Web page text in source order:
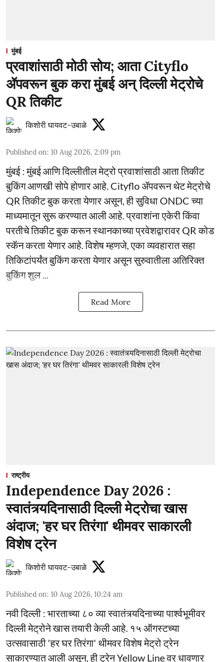
मुंबई
प्रवाशांसाठी मोठी सोय; आता Cityflo
ॲपवरून बुक करा मुंबई अन् दिल्ली मेट्रोचे
QR तिकीट
किशोरी घायवट-उबाळे
Published on: 10 Aug 2026, 2:09 pm
मुंबई : मुंबई आणि दिल्लीतील मेट्रो प्रवाशांसाठी आता तिकीट
बुकिंग आणखी सोपे होणार आहे. Cityflo ॲपवरून थेट मेट्रोचे
QR तिकीट बुक करता येणार असून, ही सुविधा ONDC च्या
माध्यमातून सुरू करण्यात आली आहे. प्रवाशांना एकेरी किंवा
परतीचे तिकीट बुक करून स्थानकाच्या प्रवेशद्वारावर QR कोड
स्कॅन करता येणार आहे. विशेष म्हणजे, एका व्यवहारात सहा
तिकिटांपर्यंत बुकिंग करता येणार असून सुरुवातीला अतिरिक्त
बुकिंग शुल ...
Read More
राष्ट्रीय
Independence Day 2026 :
स्वातंत्र्यदिनासाठी दिल्ली मेट्रोचा खास
अंदाज; 'हर घर तिरंगा' थीमवर साकारली
विशेष ट्रेन
किशोरी घायवट-उबाळे
Published on: 10 Aug 2026, 10:24 am
नवी दिल्ली : भारताच्या ८० व्या स्वातंत्र्यदिनाच्या पार्श्वभूमीवर
दिल्ली मेट्रोने खास तयारी केली आहे. १५ ऑगस्टच्या
उत्सवासाठी 'हर घर तिरंगा' थीमवर विशेष मेट्रो ट्रेन
साकारण्यात आली असून, ही ट्रेन Yellow Line वर धावणार